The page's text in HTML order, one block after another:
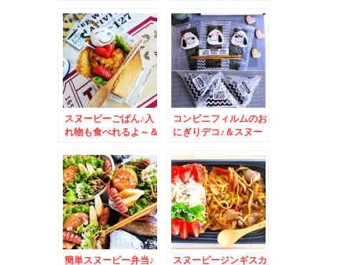
＾＾♪
スヌーピーごぱん♪入
れ物も食べれるよ～＆
産は定番これ～♪(*´艸
`*)
コンビニフィルムのお
にぎりデコ♪＆スヌー
簡単スヌーピー弁当♪ スヌーピージンギスカ